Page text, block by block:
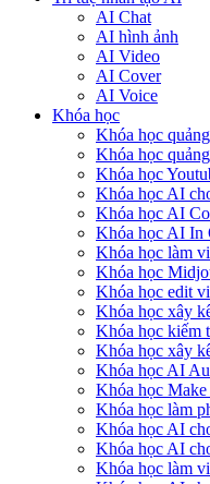
AI Chat
AI hình ảnh
AI Video
AI Cover
AI Voice
Khóa học
Khóa học
Khóa học
Khóa học
Khóa học AI
Khóa học AI
Khóa học AI In
Khóa học làm
Khóa học
Khóa học edit
Khóa học xây
Khóa học kiếm
Khóa học xây
Khóa học AI
Khóa học
Khóa học làm
Khóa học AI
Khóa học AI
Khóa học làm